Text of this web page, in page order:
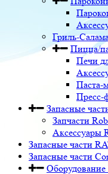
Гриль-
Пицца/
Печи
Паста-
Пресс-
Запасные
Запчасти
Аксессуары
Запасные части
Запасные части